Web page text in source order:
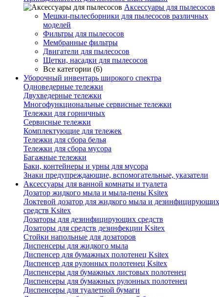
Аксессуары для пылесосов
Мешки-пылесборники для пылесосов различных
моделей
Фильтры для пылесосов
Мембранные фильтры
Двигатели для пылесосов
Щетки, насадки для пылесосов
Все категории (6)
Уборочный инвентарь широкого спектра
Одноведерные тележки
Двухведерные тележки
Многофункциональные сервисные тележки
Тележки для горничных
Сервисные тележки
Комплектующие для тележек
Тележки для сбора белья
Тележки для сбора мусора
Багажные тележки
Баки, контейнеры и урны для мусора
Знаки предупреждающие, вспомогательные, указатели
Аксессуары для ванной комнаты и туалета
Дозатор жидкого мыла и мыла-пены Ksitex
Локтевой дозатор для жидкого мыла и дезинфицирующих
средств Ksitex
Дозаторы для дезинфицирующих средств
Дозаторы для средств дезинфекции Ksitex
Стойки напольные для дозаторов
Диспенсеры для жидкого мыла
Диспенсер для бумажных полотенец Ksitex
Диспенсер для рулонных полотенец Ksitex
Диспенсеры для бумажных листовых полотенец
Диспенсеры для бумажных рулонных полотенец
Диспенсеры для туалетной бумаги